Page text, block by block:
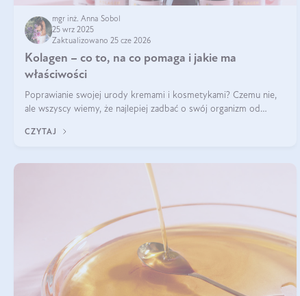
mgr inż. Anna Sobol
25 wrz 2025
Zaktualizowano 25 cze 2026
Kolagen – co to, na co pomaga i jakie ma
właściwości
Poprawianie swojej urody kremami i kosmetykami? Czemu nie,
ale wszyscy wiemy, że najlepiej zadbać o swój organizm od
zewnętrzny prezentował się zdrowo i atrakcyjnie. Stosowanie
CZYTAJ